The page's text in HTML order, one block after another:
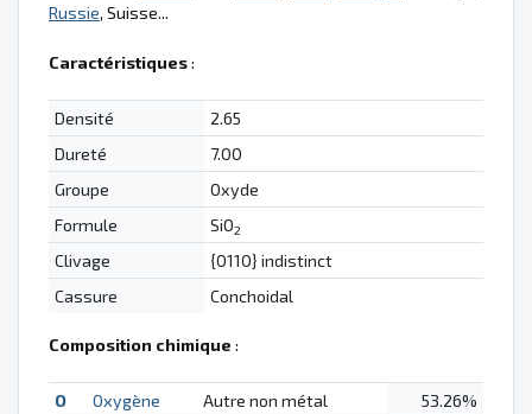
Russie, Suisse...
Caractéristiques:
Densité
2.65
Dureté
7.00
Groupe
Oxyde
Formule
SiO2
Clivage
{0110} indistinct
Cassure
Conchoidal
Composition chimique :
O Oxygène Autre non métal
53.26%